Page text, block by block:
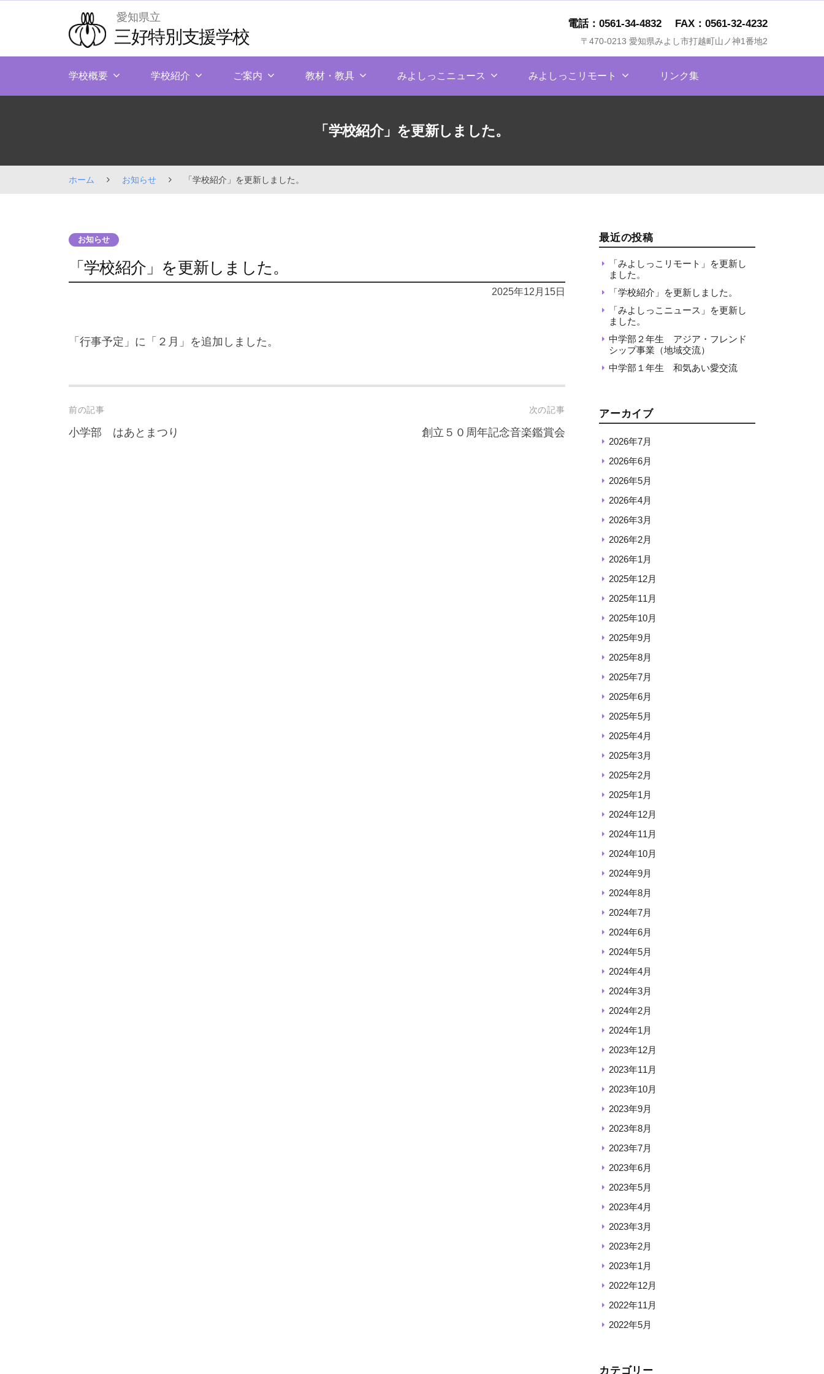
愛知県立
三好特別支援学校
電話：0561-34-4832 FAX：0561-32-4232
〒470-0213 愛知県みよし市打越町山ノ神1番地2
学校概要 学校紹介 ご案内 教材・教具 みよしっこニュース みよしっこリモート リンク集
「学校紹介」を更新しました。
ホーム お知らせ 「学校紹介」を更新しました。
お知らせ
「学校紹介」を更新しました。
2025年12月15日
「行事予定」に「２月」を追加しました。
Post
navigation
前の記事
小学部 はあとまつり
次の記事
創立５０周年記念音楽鑑賞会
最近の投稿
「みよしっこリモート」を更新し
ました。
「学校紹介」を更新しました。
「みよしっこニュース」を更新し
ました。
中学部２年生 アジア・フレンド
シップ事業（地域交流）
中学部１年生 和気あい愛交流
アーカイブ
2026年7月
2026年6月
2026年5月
2026年4月
2026年3月
2026年2月
2026年1月
2025年12月
2025年11月
2025年10月
2025年9月
2025年8月
2025年7月
2025年6月
2025年5月
2025年4月
2025年3月
2025年2月
2025年1月
2024年12月
2024年11月
2024年10月
2024年9月
2024年8月
2024年7月
2024年6月
2024年5月
2024年4月
2024年3月
2024年2月
2024年1月
2023年12月
2023年11月
2023年10月
2023年9月
2023年8月
2023年7月
2023年6月
2023年5月
2023年4月
2023年3月
2023年2月
2023年1月
2022年12月
2022年11月
2022年5月
カテゴリー